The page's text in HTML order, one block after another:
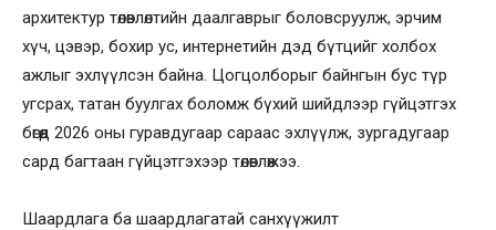
архитектур төлөвлөлтийн даалгаврыг боловсруулж, эрчим
хүч, цэвэр, бохир ус, интернетийн дэд бүтцийг холбох
ажлыг эхлүүлсэн байна. Цогцолборыг байнгын бус түр
угсрах, татан буулгах боломж бүхий шийдлээр гүйцэтгэх
бөгөөд 2026 оны гуравдугаар сараас эхлүүлж, зургадугаар
сард багтаан гүйцэтгэхээр төлөвлөжээ.
Шаардлага ба шаардлагатай санхүүжилт